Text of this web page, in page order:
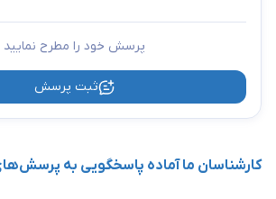
پرسش خود را مطرح نمایید
ثبت پرسش
کارشناسان ما آماده پاسخگویی به